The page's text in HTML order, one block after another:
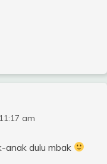
am
anak dulu mbak